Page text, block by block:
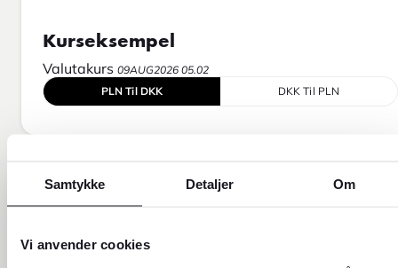
Samtykke Detaljer Om
Vi anvender cookies
Kurseksempel
Valutakurs 09AUG2026 05.02
PLN Til DKK
DKK Til PLN